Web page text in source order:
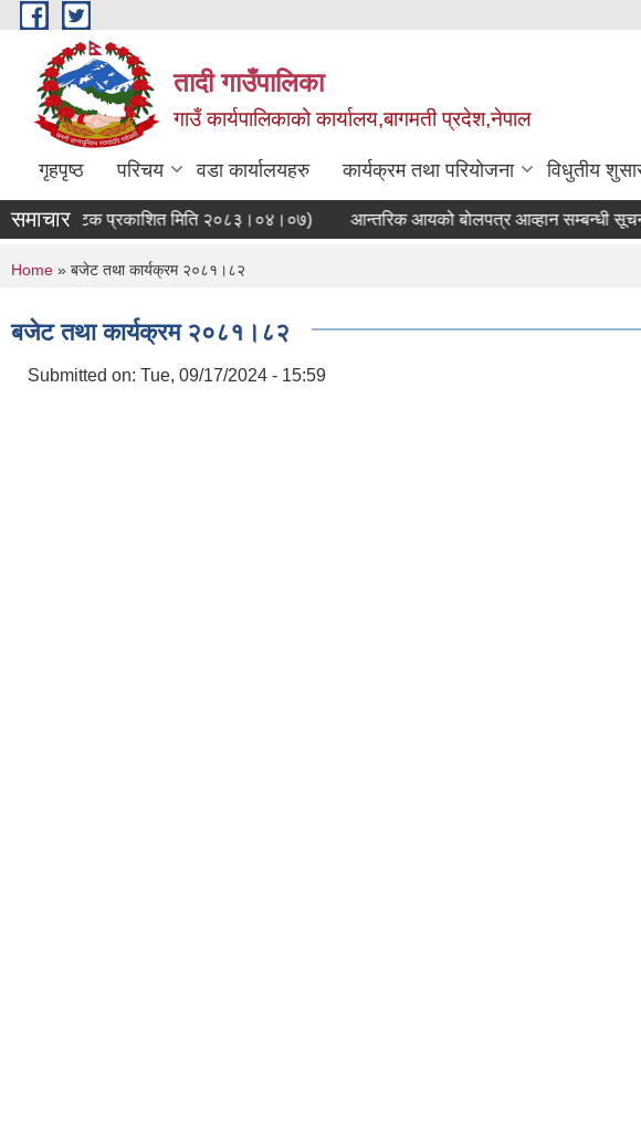
Skip to main content
तादी गाउँपालिका
गाउँ कार्यपालिकाको कार्यालय,बागमती प्रदेश,नेपाल
गृहपृष्ठ परिचय वडा कार्यालयहरु कार्यक्रम तथा परियोजना विधुतीय
समाचारपटक प्रकाशित मिति २०८३।०४।०७) आन्तरिक आयको बोलपत्र आव्हान सम्बन्धी
You are here
Home » बजेट तथा कार्यक्रम २०८१।८२
बजेट तथा कार्यक्रम २०८१।८२
Submitted on: Tue, 09/17/2024 - 15:59